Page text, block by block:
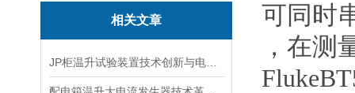
相关文章
可同时
，在测